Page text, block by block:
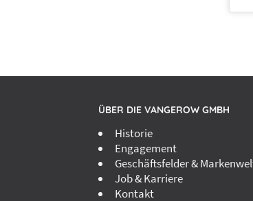
ÜBER DIE VANGEROW GMBH
Historie
Engagement
Geschäftsfelder &
Job & Karriere
Kontakt